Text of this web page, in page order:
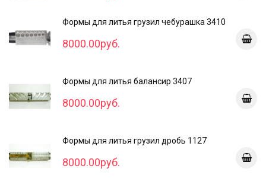
Формы для литья грузил чебурашка 3410
8000.00руб.
Формы для литья балансир 3407
8000.00руб.
Формы для литья грузил дробь 1127
8000.00руб.